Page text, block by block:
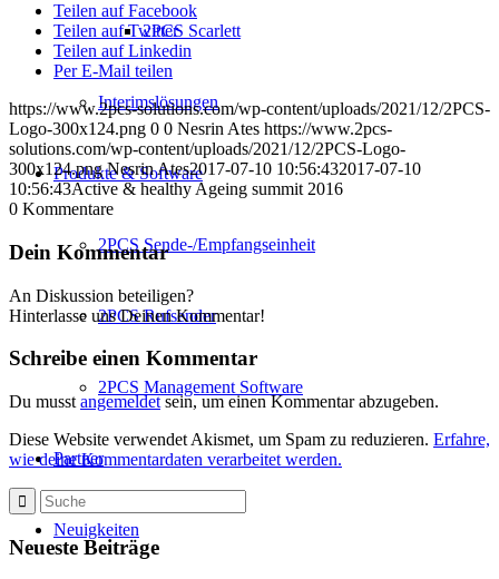
2PCS Scarlett
Interimslösungen
Produkte & Software
2PCS Sende-/Empfangseinheit
2PCS Rufsender
2PCS Management Software
Partner
Neuigkeiten
Teilen auf Facebook
Teilen auf Twitter
Teilen auf Linkedin
Per E-Mail teilen
https://www.2pcs-solutions.com/wp-content/uploads/2021/12/2PCS-
Logo-300x124.png 0 0 Nesrin Ates https://www.2pcs-
solutions.com/wp-content/uploads/2021/12/2PCS-Logo-
300x124.png Nesrin Ates2017-07-10 10:56:432017-07-10
10:56:43Active & healthy Ageing summit 2016
0 Kommentare
Dein Kommentar
An Diskussion beteiligen?
Hinterlasse uns Deinen Kommentar!
Schreibe einen Kommentar
Du musst angemeldetsein, um einen Kommentar abzugeben.
Diese Website verwendet Akismet, um Spam zu reduzieren. Erfahre,
wie deine Kommentardaten verarbeitet werden.
Neueste Beiträge